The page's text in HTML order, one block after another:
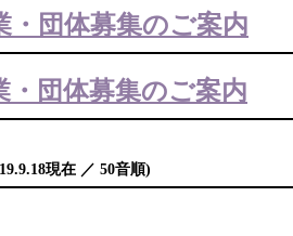
・団体募集のご案内
・団体募集のご案内
現在 ／ 50音順)